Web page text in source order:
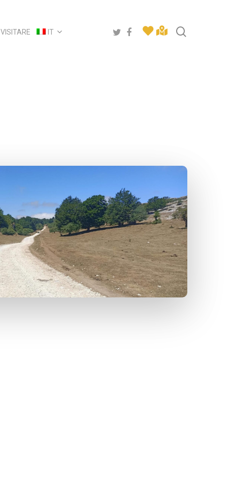
VISITARE IT twitterfacebook